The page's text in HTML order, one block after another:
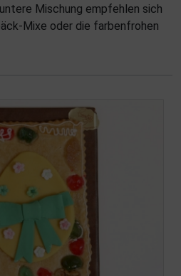
Mischung empfehlen sich
Mixe oder die farbenfrohen